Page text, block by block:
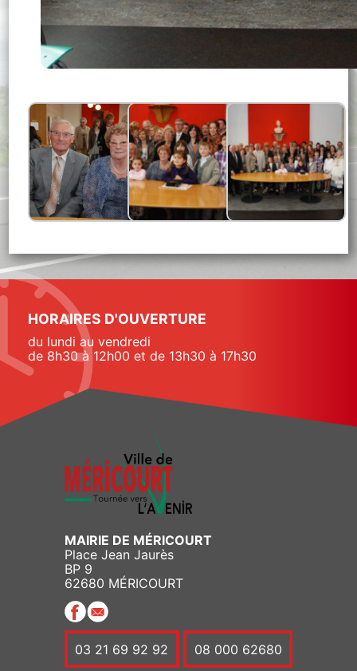
HORAIRES D'OUVERTURE
du lundi au vendredi
de 8h30 à 12h00 et de 13h30 à 17h30
MAIRIE DE MÉRICOURT
Place Jean Jaurès
BP 9
62680 MÉRICOURT
03 21 69 92 92 08 000 62680